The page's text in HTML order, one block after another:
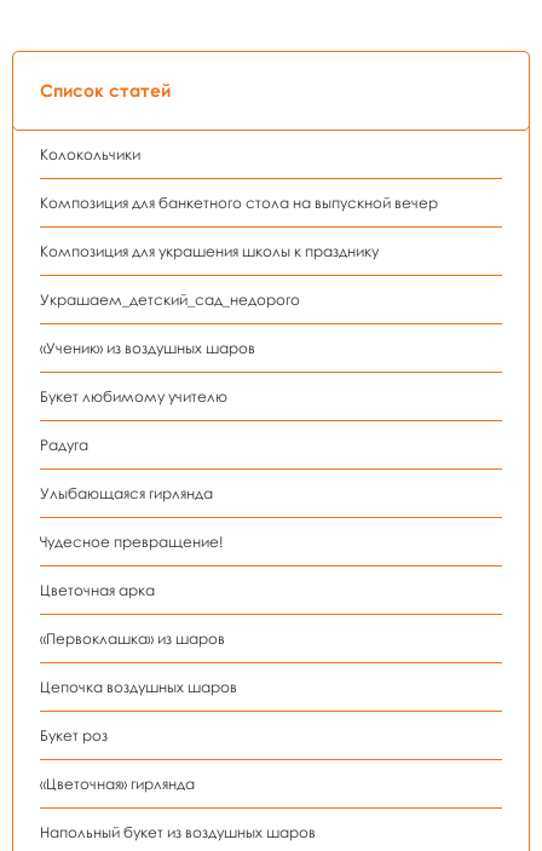
Список статей
Колокольчики
Композиция для банкетного стола на выпускной вечер
Композиция для украшения школы к празднику
Украшаем_детский_сад_недорого
«Ученик» из воздушных шаров
Букет любимому учителю
Радуга
Улыбающаяся гирлянда
Чудесное превращение!
Цветочная арка
«Первоклашка» из шаров
Цепочка воздушных шаров
Букет роз
«Цветочная» гирлянда
Напольный букет из воздушных шаров